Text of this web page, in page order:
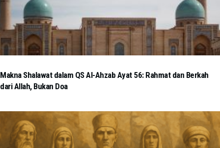
Makna Shalawat dalam QS Al-Ahzab Ayat 56: Rahmat dan Berkah
dari Allah, Bukan Doa